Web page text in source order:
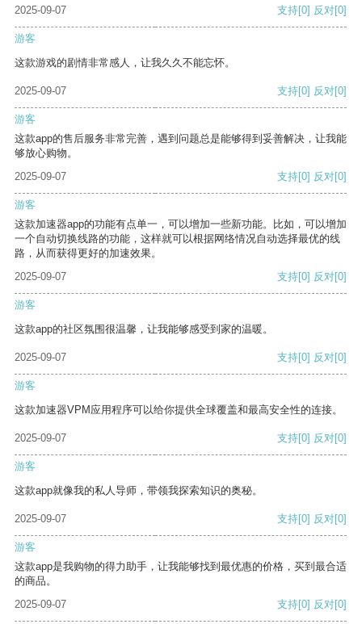
2025-09-07
支持[0] 反对[0]
游客
这款游戏的剧情非常感人，让我久久不能忘怀。
2025-09-07 支持[0] 反对[0]
游客
这款app的售后服务非常完善，遇到问题总是能够得到妥善解决，让我能
够放心购物。
2025-09-07
支持[0] 反对[0]
游客
这款加速器app的功能有点单一，可以增加一些新功能。比如，可以增加
一个自动切换线路的功能，这样就可以根据网络情况自动选择最优的线
路，从而获得更好的加速效果。
2025-09-07
支持[0] 反对[0]
游客
这款app的社区氛围很温馨，让我能够感受到家的温暖。
2025-09-07 支持[0] 反对[0]
游客
这款加速器VPM应用程序可以给你提供全球覆盖和最高安全性的连接。
2025-09-07 支持[0] 反对[0]
游客
这款app就像我的私人导师，带领我探索知识的奥秘。
2025-09-07 支持[0] 反对[0]
游客
这款app是我购物的得力助手，让我能够找到最优惠的价格，买到最合适
的商品。
2025-09-07
支持[0] 反对[0]